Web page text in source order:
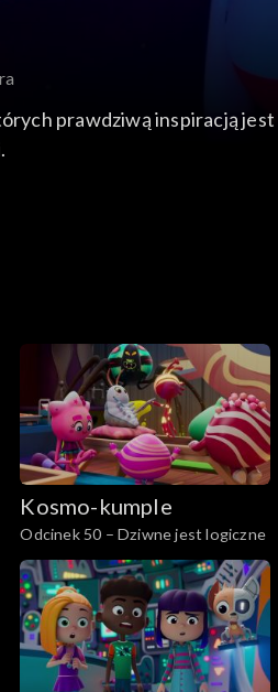
prawdziwą inspiracją
Kosmo-kumple
Odcinek 50 – Dziwne jest logiczne